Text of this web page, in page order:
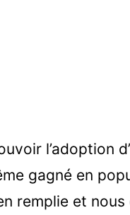
l’adoption
gagné en
remplie et nous